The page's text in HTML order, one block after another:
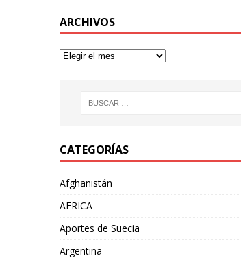
ARCHIVOS
CATEGORÍAS
Afghanistán
AFRICA
Aportes de Suecia
Argentina